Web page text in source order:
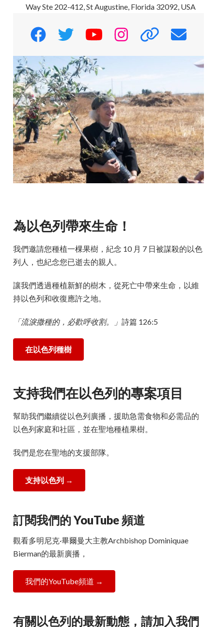
Way Ste 202-412, St Augustine, Florida 32092, USA
為以色列帶來生命！
我們邀請您種植一棵果樹，紀念 10 月 7 日被謀殺的以色
列人，也紀念您已逝去的親人。
讓我們透過種植新鮮的樹木，從死亡中帶來生命，以維
持以色列和收復應許之地。
「流淚撒種的，必歡呼收割。」 詩篇 126:5
在以色列種樹
支持我們在以色列的專案項目
幫助我們繼續從以色列廣播，援助急需食物和必需品的
以色列家庭和社區，並在聖地種植果樹。
我們是您在聖地的支援部隊。
支持以色列 →
訂閱我們的 YouTube 頻道
觀看多明尼克·畢爾曼大主教Archbishop Dominiquae
Bierman的最新廣播，
我們的YouTube頻道 →
有關以色列的最新動態，請加入我們